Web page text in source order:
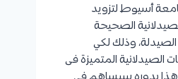
أسيوط لتزويد
الصحيحة
وذلك لكي
الصيدلانية المتميزة فى